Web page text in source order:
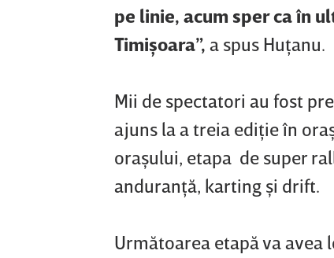
pe linie, acum sper ca în
Timişoara”, a spus Huţanu.
Mii de spectatori au fost
ajuns la a treia ediţie în
oraşului, etapa de super
anduranţă, karting şi drift.
Următoarea etapă va avea